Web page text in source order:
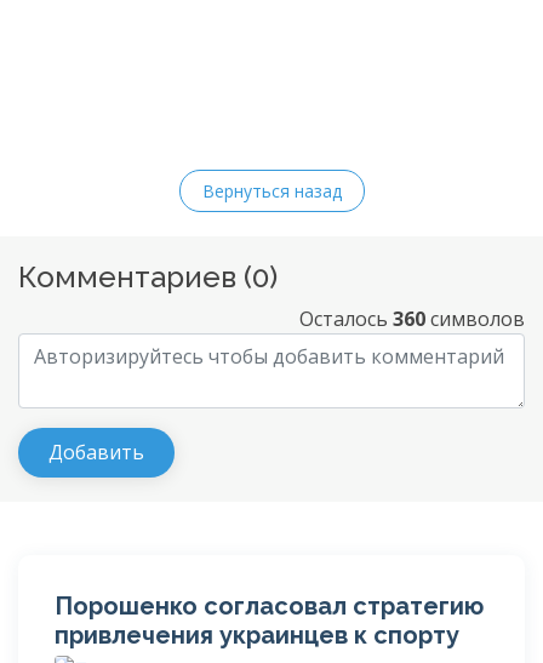
Вернуться назад
Комментариев (0)
Осталось 360символов
Порошенко согласовал стратегию
привлечения украинцев к спорту